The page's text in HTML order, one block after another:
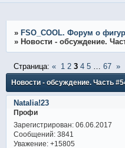
» FSO_COOL. Форум о
» Новости - обсуждение.
Новости - обсуждение. Часть
Страница: « 1 2 3 4 5 67 »
Natalia!23
Профи
Зарегистрирован: 06.06.2017
Сообщений:3841
Уважение: +15805